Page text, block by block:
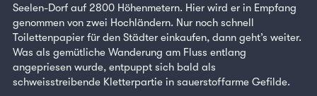
Seelen-Dorf auf 2800 Höhenmetern. Hier wird er in Empfang
genommen von zwei Hochländern. Nur noch schnell
Toilettenpapier für den Städter einkaufen, dann geht’s weiter.
Was als gemütliche Wanderung am Fluss entlang
angepriesen wurde, entpuppt sich bald als
schweisstreibende Kletterpartie in sauerstoffarme Gefilde.